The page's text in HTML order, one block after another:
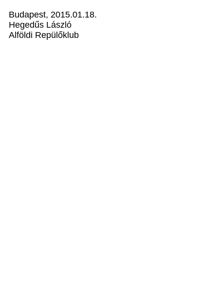
Budapest, 2015.01.18.
Hegedűs László
Alföldi Repülőklub